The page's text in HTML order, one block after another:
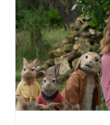
Pogledajte novi trejler
Život